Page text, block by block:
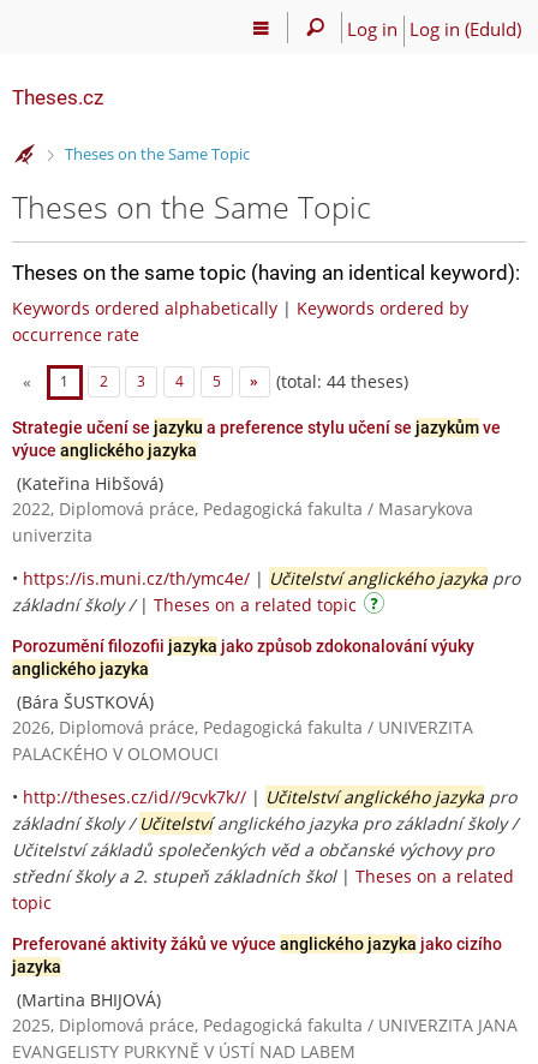
Log in Log in (EduId)
Theses.cz
>
Theses on the Same Topic
Theses on the Same Topic
Theses on the same topic (having an identical keyword):
Keywords ordered alphabetically | Keywords ordered by
occurrence rate
« 1 2 3 4 5 » (total: 44 theses)
Strategie učení se jazyku a preference stylu učení se jazykůmve
výuce anglického jazyka
(Kateřina Hibšová)
2022, Diplomová práce, Pedagogická fakulta / Masarykova
univerzita
• https://is.muni.cz/th/ymc4e/ | Učitelství anglického jazyka pro
základní školy / | Theses on a related topic
Porozumění filozofii jazyka jako způsob zdokonalování výuky
anglického jazyka
(Bára ŠUSTKOVÁ)
2026, Diplomová práce, Pedagogická fakulta / UNIVERZITA
PALACKÉHO V OLOMOUCI
• http://theses.cz/id//9cvk7k// | Učitelství anglického jazyka pro
základní školy /Učitelstvíanglického jazyka pro základní školy /
Učitelství základů společenkých věd a občanské výchovy pro
střední školy a 2. stupeň základních škol| Theses on a related
topic
Preferované aktivity žáků ve výuce anglického jazyka jako cizího
jazyka
(Martina BHIJOVÁ)
2025, Diplomová práce, Pedagogická fakulta / UNIVERZITA JANA
EVANGELISTY PURKYNĚ V ÚSTÍ NAD LABEM